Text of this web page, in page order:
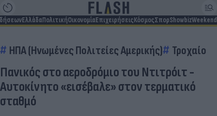
ΕλλάδαΠολιτικήΟικονομίαΕπιχειρήσειςΚόσμοςΣπορShowbizWeekend
ΗΠΑ (Ηνωμένες Πολιτείες Αμερικής) Τροχαίο
Πανικός στο αεροδρόμιο του Ντιτρόιτ -
Αυτοκίνητο «εισέβαλε» στον τερματικό
σταθμό